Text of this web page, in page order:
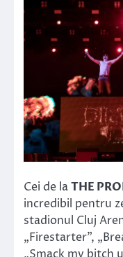
Cei de laTHE
incredibil pentru
stadionul Cluj
„Firestarter”,